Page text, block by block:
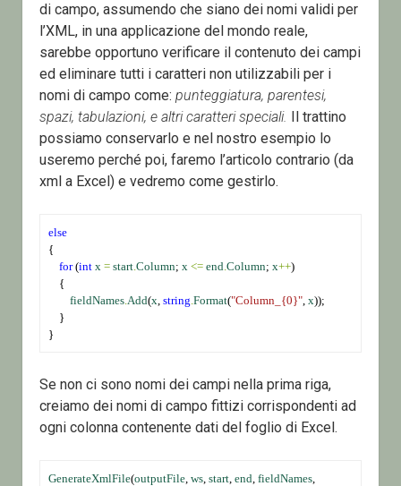
di campo, assumendo che siano dei nomi validi per
l’XML, in una applicazione del mondo reale,
sarebbe opportuno verificare il contenuto dei campi
ed eliminare tutti i caratteri non utilizzabili per i
nomi di campo come: punteggiatura, parentesi,
spazi, tabulazioni, e altri caratteri speciali. Il trattino
possiamo conservarlo e nel nostro esempio lo
useremo perché poi, faremo l’articolo contrario (da
xml a Excel) e vedremo come gestirlo.
else
{
for (int x = start.Column; x <= end.Column; x++)
    {
fieldNames.Add(x, string.Format("Column_{0}", x));
    }
}
Se non ci sono nomi dei campi nella prima riga,
creiamo dei nomi di campo fittizi corrispondenti ad
ogni colonna contenente dati del foglio di Excel.
GenerateXmlFile(outputFile , ws , start , end , fieldNames